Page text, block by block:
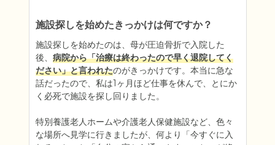
施設探しを始めたきっかけは何ですか？
施設探しを始めたのは、母が圧迫骨折で入院した
後、 病院から「治療は終わったので早く退院してく
ださい」と言われたのがきっかけです。本当に急な
話だったので、私は1ヶ月ほど仕事を休んで、とにか
く必死で施設を探し回りました。
特別養護老人ホームや介護老人保健施設など、色々
な場所へ見学に行きましたが、何より「今すぐに入